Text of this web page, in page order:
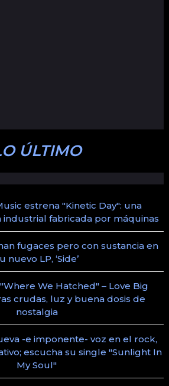
ÚLTIMO
estrena "Kinetic Day": una
fabricada por máquinas
fugaces pero con sustancia en
nuevo LP, ‘Side’
"Where We Hatched" – Love Big
crudas, luz y buena dosis de
nostalgia
-e imponente- voz en el rock,
escucha su single "Sunlight In
My Soul"